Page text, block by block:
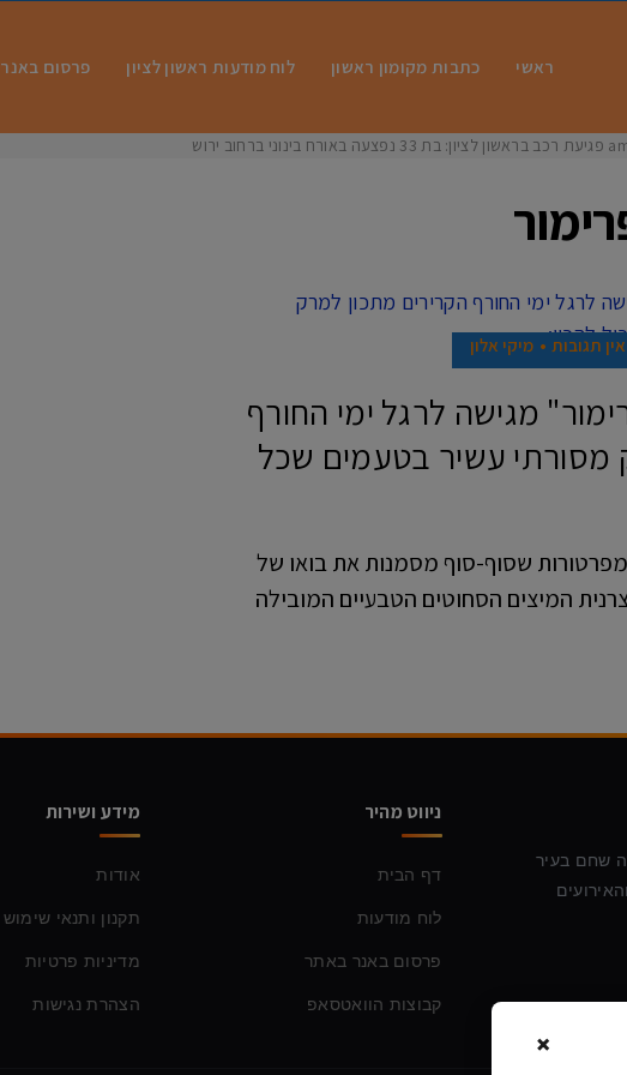
ראשי כתבות מקומון ראשון לוח מודעות ראשון לציון פרסום באנר
פגיעת רכב בראשון לציון: בת 33 נפצעה באורח בינוני ברחוב ירושלים
אין תגובות מיקי אלון
מגישה לרגל ימי החורף
מסורתי עשיר בטעמים שכל
שסוף-סוף מסמנות את בואו של
המיצים הסחוטים הטבעיים המובילה
שחם בעיר
ניווט מהיר
דף הבית
לוח מודעות
פרסום באנר באתר
קבוצות הוואטסאפ
מידע ושירות
אודות
תקנון ותנאי שימוש
מדיניות פרטיות
הצהרת נגישות
×